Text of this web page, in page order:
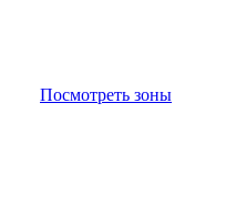
Посмотреть зоны